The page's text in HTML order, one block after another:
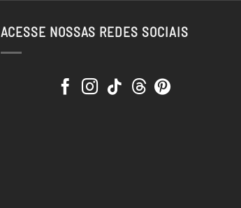
ACESSE NOSSAS REDES SOCIAIS